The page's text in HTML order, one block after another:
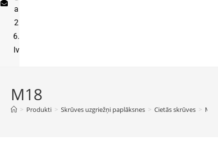
a
2
6.
lv
M18
> Produkti > Skrūves uzgriežņi paplāksnes > Cietās skrūves > M18